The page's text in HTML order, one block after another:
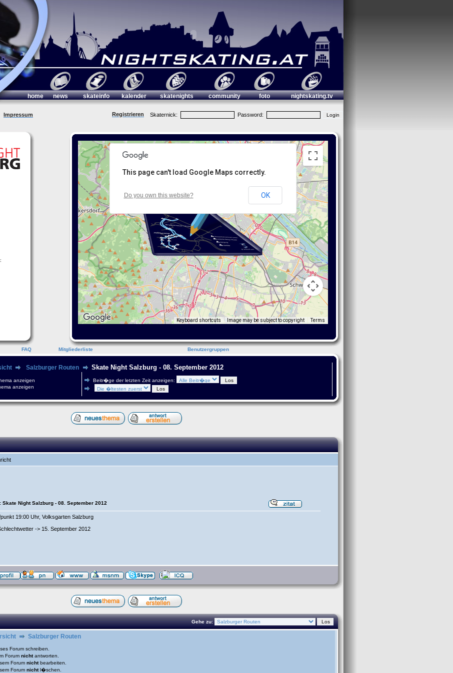
home news skateinfo kalender skatenights community foto nightskating.tv
Impressum Registrieren Skaternick: Password:
Keyboard shortcuts Image may be subject to copyright Terms
This page can't load Google Maps correctly.
Do you own this website? OK
FAQ Mitgliederliste Benutzergruppen
Salzburger Routen Skate Night Salzburg - 08. September 2012
anzeigen
anzeigen
Beitr�ge der letzten Zeit anzeigen:
Skate Night Salzburg - 08. September 2012
19:00 Uhr, Volksgarten Salzburg
-> 15. September 2012
Gehe zu:
Salzburger Routen
Forum schreiben.
Forum nichtantworten.
Forum nichtbearbeiten.
Forum nichtl�schen.